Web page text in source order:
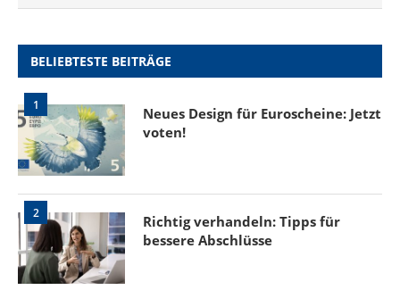
BELIEBTESTE BEITRÄGE
1
Neues Design für Euroscheine: Jetzt
voten!
2
Richtig verhandeln: Tipps für
bessere Abschlüsse